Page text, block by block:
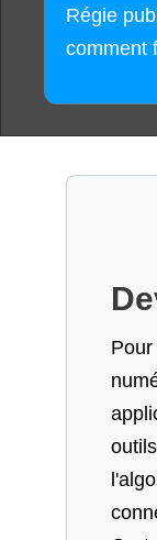
Régie
comment